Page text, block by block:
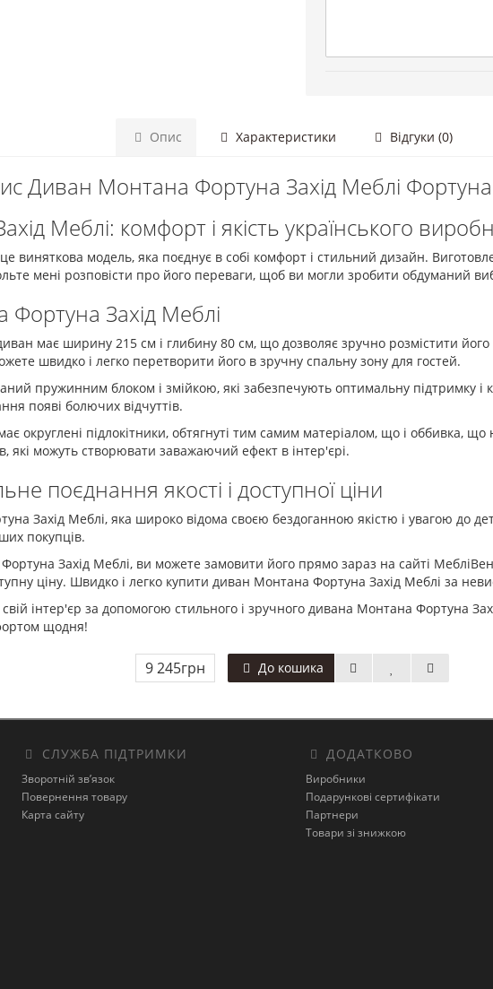
Опис Характеристики Відгуки (0)
Диван Монтана Фортуна Захід Меблі Фортуна
Меблі: комфорт і якість українського
виняткова модель, яка поєднує в собі комфорт і стильний дизайн.
мені розповісти про його переваги, щоб ви могли зробити обдуманий
Захід Меблі
має ширину 215 см і глибину 80 см, що дозволяє зручно розмістити
швидко і легко перетворити його в зручну спальну зону для гостей.
пружинним блоком і змійкою, які забезпечують оптимальну підтримку
появі болючих відчуттів.
округлені підлокітники, обтягнуті тим самим матеріалом, що і оббивка,
які можуть створювати заважаючий ефект в інтер'єрі.
поєднання якості і доступної ціни
Захід Меблі, яка широко відома своєю бездоганною якістю і увагою до
покупців.
Захід Меблі, ви можете замовити його прямо зараз на сайті
ціну. Швидко і легко купити диван Монтана Фортуна Захід Меблі за
інтер'єр за допомогою стильного і зручного дивана Монтана Фортуна
щодня!
9 245грн До кошика
СЛУЖБА ПІДТРИМКИ
Зворотній зв’язок
Повернення товару
Карта сайту
ДОДАТКОВО
Виробники
Подарункові сертифікати
Партнери
Товари зі знижкою